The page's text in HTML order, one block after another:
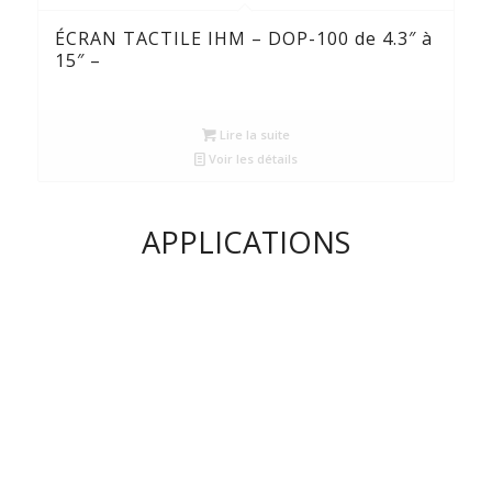
ÉCRAN TACTILE IHM – DOP-100 de 4.3″ à
15″ –
Lire la suite
Voir les détails
APPLICATIONS